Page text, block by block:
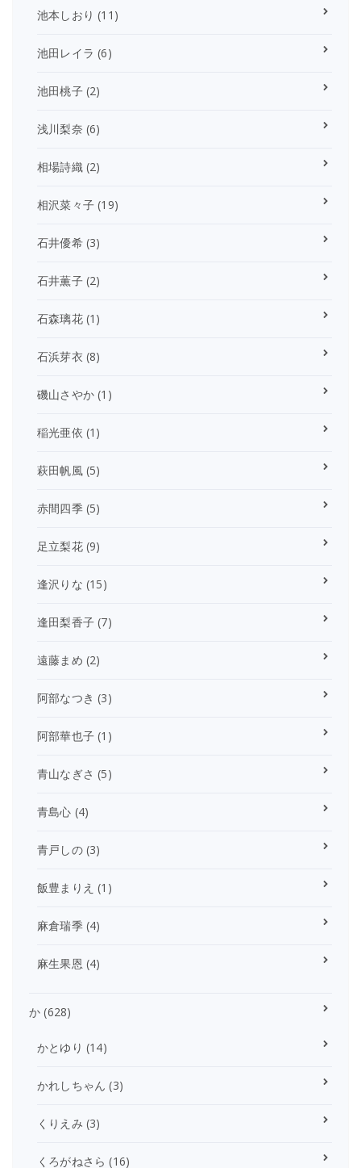
池本しおり (11)
池田レイラ (6)
池田桃子(2)
浅川梨奈 (6)
相場詩織(2)
相沢菜々子 (19)
石井優希(3)
石井薫子(2)
石森璃花(1)
石浜芽衣 (8)
磯山さやか (1)
稲光亜依 (1)
萩田帆風(5)
赤間四季(5)
足立梨花(9)
逢沢りな (15)
逢田梨香子 (7)
遠藤まめ (2)
阿部なつき (3)
阿部華也子 (1)
青山なぎさ (5)
青島心 (4)
青戸しの(3)
飯豊まりえ (1)
麻倉瑞季(4)
麻生果恩 (4)
か (628)
かとゆり (14)
かれしちゃん (3)
くりえみ (3)
くろがねさら (16)